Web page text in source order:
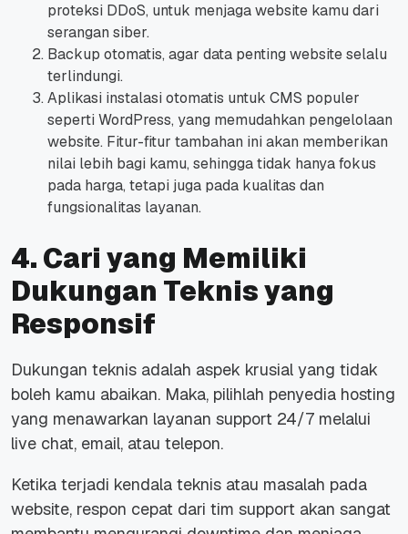
proteksi DDoS, untuk menjagawebsite kamu dari
serangan siber.
Backup otomatis, agar data penting websiteselalu
terlindungi.
Aplikasi instalasi otomatis untuk CMS populer
seperti WordPress, yang memudahkan pengelolaan
website. Fitur-fitur tambahan ini akan memberikan
nilai lebih bagi kamu, sehingga tidak hanya fokus
pada harga, tetapi juga pada kualitas dan
fungsionalitas layanan.
4. Cari yang Memiliki
Dukungan Teknis yang
Responsif
Dukungan teknis adalah aspek krusial yang tidak
boleh kamu abaikan. Maka, pilihlah penyedia hosting
yang menawarkan layanan support 24/7 melalui
live chat, email, atau telepon.
Ketika terjadi kendala teknis atau masalah pada
website, respon cepat dari tim support akan sangat